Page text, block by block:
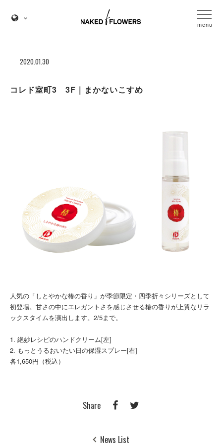
menu
2020.01.30
コレド室町3 3F｜まかないこすめ
人気の「しとやかな椿の香り」が季節限定・四季折々シリーズとして
初登場。甘さの中にエレガントさを感じさせる椿の香りが上質なリラ
ックスタイムを演出します。2/5まで。
1. 絶妙レシピのハンドクリーム[左]
2. もっとうるおいたい日の保湿スプレー[右]
各1,650円（税込）
Share
News List